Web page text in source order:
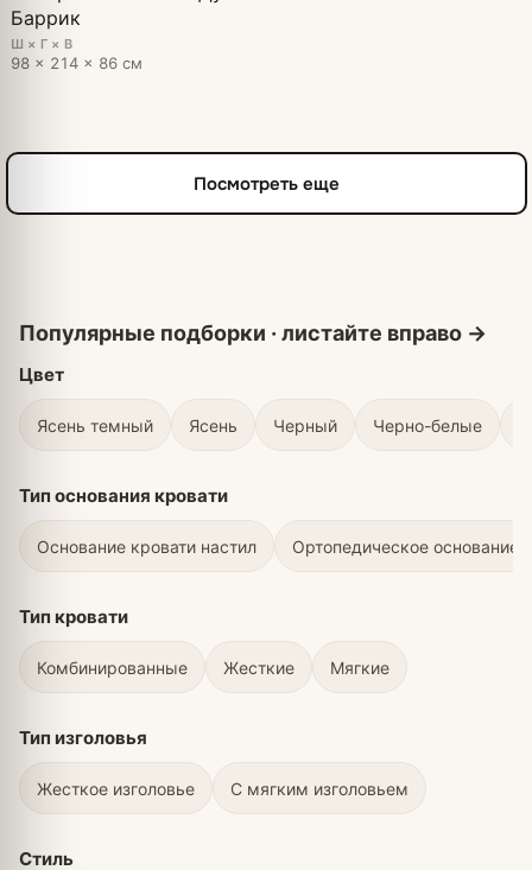
Баррик
Ш × Г × В
98 × 214 × 86 см
Посмотреть еще
Цвет
Ясень темный Ясень Черный Черно-белые
Тип основания кровати
Основание кровати настил Ортопедическое основание
Тип кровати
Комбинированные Жесткие Мягкие
Тип изголовья
Жесткое изголовье С мягким изголовьем
Стиль